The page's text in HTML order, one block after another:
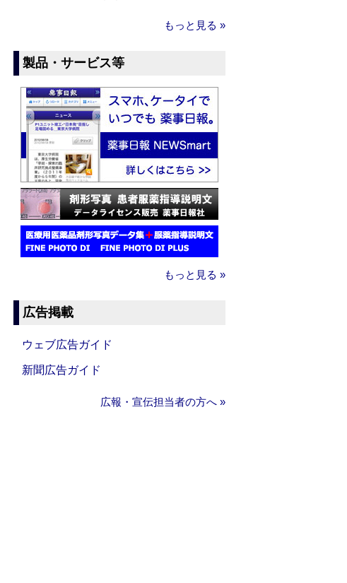
もっと見る »
製品・サービス等
もっと見る »
広告掲載
ウェブ広告ガイド
新聞広告ガイド
広報・宣伝担当者の方へ »